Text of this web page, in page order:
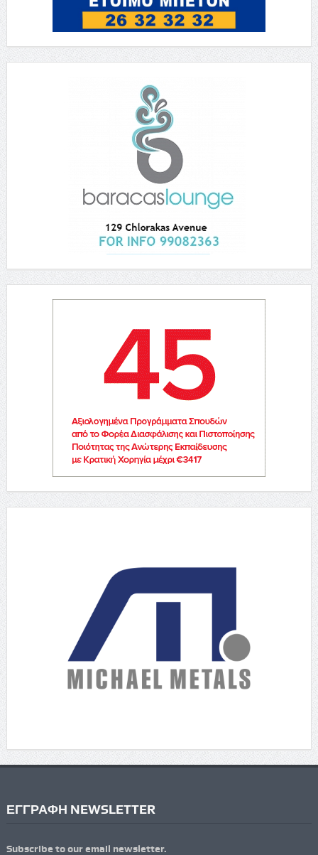
ΕΓΓΡΑΦΗ NEWSLETTER
Subscribe to our email newsletter.